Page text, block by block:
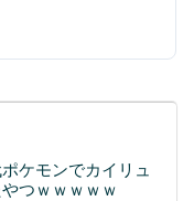
ポケモンでカイリュ
つｗｗｗｗｗ